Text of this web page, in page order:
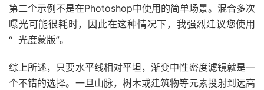
第二个示例不是在Photoshop中使用的简单场景。混合多次
曝光可能很耗时，因此在这种情况下，我强烈建议您使用
“ 光度蒙版”。
综上所述，只要水平线相对平坦，渐变中性密度滤镜就是一
个不错的选择。一旦山脉，树木或建筑物等元素投射到远高